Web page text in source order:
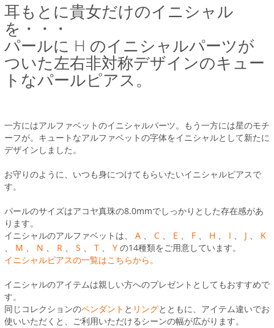
耳もとに貴女だけのイニシャル
を・・・
パールに H のイニシャルパーツが
ついた左右非対称デザインのキュー
トなパールピアス。
一方にはアルファベットのイニシャルパーツ。もう一方には星のモチ
ーフが。キュートなアルファベットの字体をイニシャルとして新たに
デザインしました。
お守りのように、いつも身につけてもらいたいイニシャルピアスで
す。
パールのサイズはアコヤ真珠の8.0mmでしっかりとした存在感があ
ります。
イニシャルのアルファベットは、
A 、 C 、 E 、 F 、 H 、 I 、 J 、
K
、
M 、 N 、 R 、 S 、 T 、 Y の14種類をご用意しています。
イニシャルピアスの一覧はこちらから。
イニシャルのアイテムは親しい方へのプレゼントとしてもおすすめで
す。
同じコレクションのペンダント と リングとともに、アイテム違いでお
使いいただくと、ご利用いただけるシーンの幅が広がります。